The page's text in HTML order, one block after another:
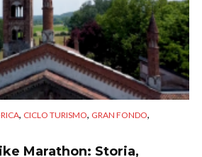
, CICLO TURISMO, GRAN FONDO,
Marathon: Storia,